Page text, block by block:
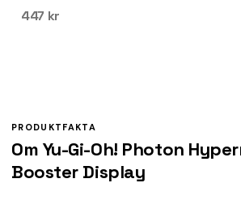
447 kr
PRODUKTFAKTA
Om Yu-Gi-Oh! Photon
Booster Display